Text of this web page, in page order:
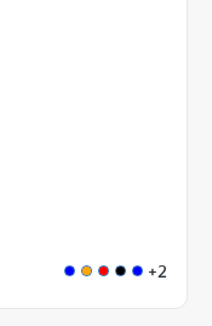
+2